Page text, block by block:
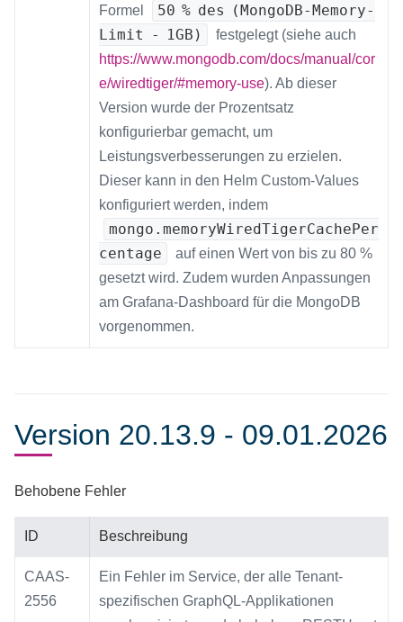
Formel
50 % des (MongoDB-Memory-
Limit - 1GB)
festgelegt (siehe auch
https://www.mongodb.com/docs/manual/cor
e/wiredtiger/#memory-use). Ab dieser
Version wurde der Prozentsatz
konfigurierbar gemacht, um
Leistungsverbesserungen zu erzielen.
Dieser kann in den Helm Custom-Values
konfiguriert werden, indem
mongo.memoryWiredTigerCachePer
centage
auf einen Wert von bis zu 80 %
gesetzt wird. Zudem wurden Anpassungen
am Grafana-Dashboard für die MongoDB
vorgenommen.
Version 20.13.9 - 09.01.2026
Behobene Fehler
ID Beschreibung
CAAS-
2556
Ein Fehler im Service, der alle Tenant-
spezifischen GraphQL-Applikationen